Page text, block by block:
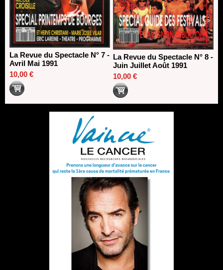
La Revue du Spectacle N° 7 -
Avril Mai 1991
10,00 €
La Revue du Spectacle N° 8 -
Juin Juillet Août 1991
10,00 €